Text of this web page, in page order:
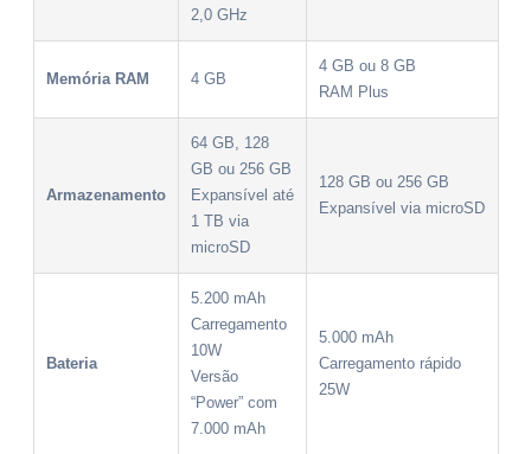
2,0 GHz
Memória RAM 4 GB
4 GB ou 8 GB
RAM Plus
Armazenamento
64 GB, 128
GB ou 256 GB
Expansível até
1 TB via
microSD
128 GB ou 256 GB
Expansível via microSD
Bateria
5.200 mAh
Carregamento
10W
Versão
“Power” com
7.000 mAh
5.000 mAh
Carregamento rápido
25W